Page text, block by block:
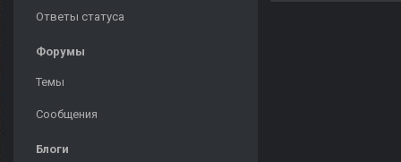
Ответы статуса
Форумы
Темы
Сообщения
Блоги